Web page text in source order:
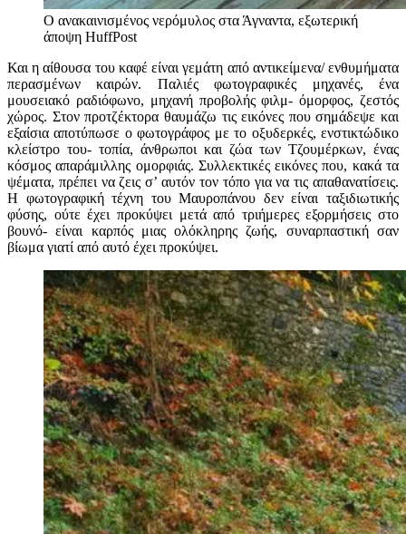
Ο ανακαινισμένος νερόμυλος στα Άγναντα, εξωτερική
άποψη HuffPost
Και η αίθουσα του καφέ είναι γεμάτη από αντικείμενα/ ενθυμήματα
περασμένων καιρών. Παλιές φωτογραφικές μηχανές, ένα
μουσειακό ραδιόφωνο, μηχανή προβολής φιλμ- όμορφος, ζεστός
χώρος. Στον προτζέκτορα θαυμάζω τις εικόνες που σημάδεψε και
εξαίσια αποτύπωσε ο φωτογράφος με το οξυδερκές, ενστικτώδικο
κλείστρο του- τοπία, άνθρωποι και ζώα των Τζουμέρκων, ένας
κόσμος απαράμιλλης ομορφιάς. Συλλεκτικές εικόνες που, κακά τα
ψέματα, πρέπει να ζεις σ’ αυτόν τον τόπο για να τις απαθανατίσεις.
Η φωτογραφική τέχνη του Μαυροπάνου δεν είναι ταξιδιωτικής
φύσης, ούτε έχει προκύψει μετά από τριήμερες εξορμήσεις στο
βουνό- είναι καρπός μιας ολόκληρης ζωής, συναρπαστική σαν
βίωμα γιατί από αυτό έχει προκύψει.